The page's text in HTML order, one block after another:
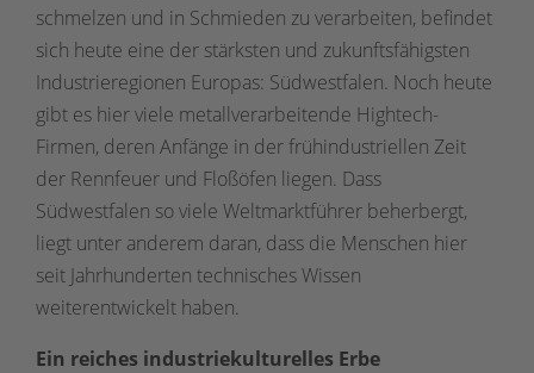
schmelzen und in Schmieden zu verarbeiten, befindet
sich heute eine der stärksten und zukunftsfähigsten
Industrieregionen Europas: Südwestfalen. Noch heute
gibt es hier viele metallverarbeitende Hightech-
Firmen, deren Anfänge in der frühindustriellen Zeit
der Rennfeuer und Floßöfen liegen. Dass
Südwestfalen so viele Weltmarktführer beherbergt,
liegt unter anderem daran, dass die Menschen hier
seit Jahrhunderten technisches Wissen
weiterentwickelt haben.
Ein reiches industriekulturelles Erbe